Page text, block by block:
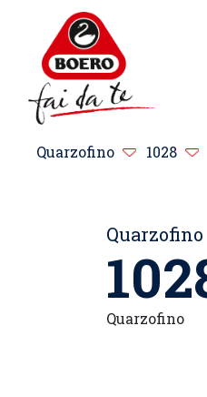
Quarzofino 1028
Quarzofino
Quarzofino